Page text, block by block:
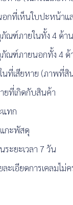
กที่เห็นใบปะหน้าแ
ณฑ์ภายในทั้ง 4 ด้า
ณฑ์ภายนอกทั้ง 4 ด้
นที่เสียหาย (ภาพที่
ยที่เกิดกับสินค้า
แทก
กะพัสดุ
ระยะเวลา 7 วัน
ะเอียดการเคลมไม่